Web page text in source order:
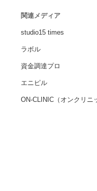
関連メディア
studio15 times
ラボル
資金調達プロ
エニピル
ON-CLINIC（オンクリニ